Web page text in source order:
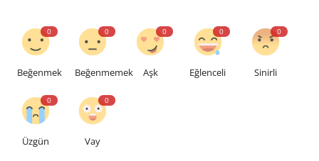
0
Beğenmek
0
Beğenmemek
0
Aşk
0
Eğlenceli
0
Sinirli
0
Üzgün
0
Vay